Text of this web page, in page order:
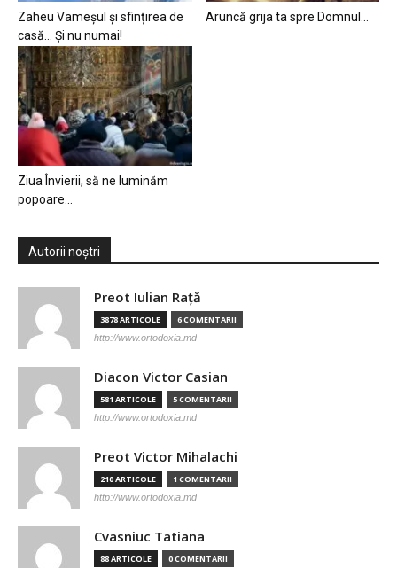
Zaheu Vameșul și sfințirea de
casă… Și nu numai!
Aruncă grija ta spre Domnul…
Ziua Învierii, să ne luminăm
popoare…
Autorii noștri
Preot Iulian Raţă
3878 ARTICOLE 6 COMENTARII
http://www.ortodoxia.md
Diacon Victor Casian
581 ARTICOLE 5 COMENTARII
http://www.ortodoxia.md
Preot Victor Mihalachi
210 ARTICOLE 1 COMENTARII
http://www.ortodoxia.md
Cvasniuc Tatiana
88 ARTICOLE 0 COMENTARII